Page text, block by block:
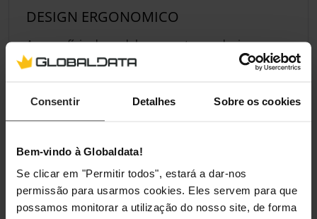
Consentir Detalhes Sobre os cookies
Bem-vindo à Globaldata!
Se clicar em "Permitir todos", estará a dar-nos
permissão para usarmos cookies. Eles servem para que
possamos monitorar a utilização do nosso site, de forma
DESIGN ERGONOMICO
A superfície do pedal apresenta um design curvo
biomimético que se adapta ao arco do pé,
melhor aplicação de força e conforto geral.
Os pedais MOZA mBooster podem ser ligados
diretamente ao seu PC, tornando-os compatíveis
com qualquer configuração de corrida.